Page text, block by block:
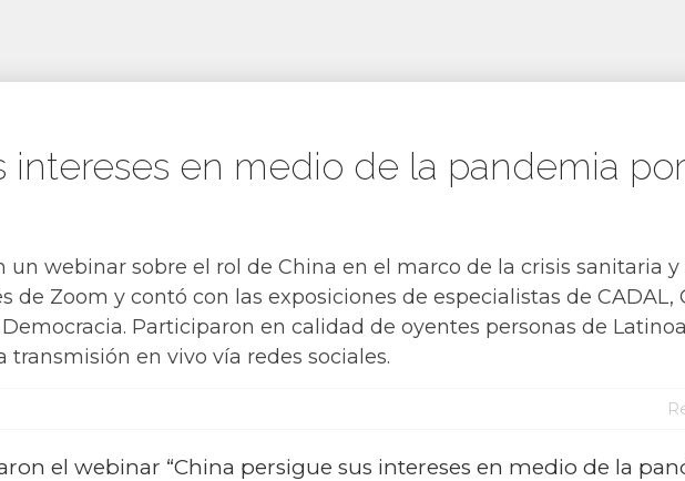
intereses en medio de la pandemia
un webinar sobre el rol de China en el marco de la crisis sanitaria y
de Zoom y contó con las exposiciones de especialistas de CADAL,
Participaron en calidad de oyentes personas de
en vivo vía redes sociales.
el webinar “China persigue sus intereses en medio de la